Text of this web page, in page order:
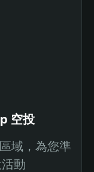
空投
域，為您準
動